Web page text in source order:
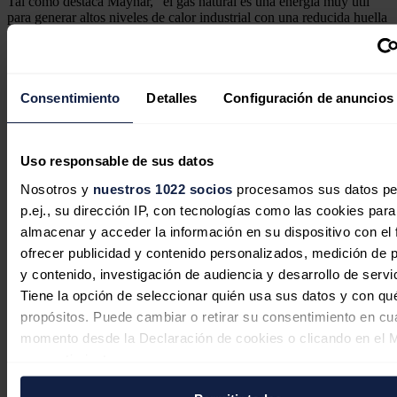
Consentimiento Detalles Configuración de anuncios
Uso responsable de sus datos
Nosotros y nuestros 1022 socios procesamos sus datos
p.ej., su dirección IP, con tecnologías como las cookies para
almacenar y acceder la información en su dispositivo con el
ofrecer publicidad y contenido personalizados, medición de
y contenido, investigación de audiencia y desarrollo de
Tiene la opción de seleccionar quién usa sus datos y con
propósitos. Puede cambiar o retirar su consentimiento en
momento desde la Declaración de cookies o clicando en el
para generar altos niveles de calor industrial con una reducida huella
de carbono; ya que según los datos de la Administración de energía
de los EEUU (EIA), emite un 40% menos de CO2 que alternativas
ParaJuan Carlos López, director de Compras No Agro,
permite optimizar nuestros costes de producción sino además ser
momento, y eso es quizá lo más importante, ya que nos da
eficiente en cada momento".
Noticias relacionadas
Cox se adjudica un contrato de
suministro de energía eólica a 20 años